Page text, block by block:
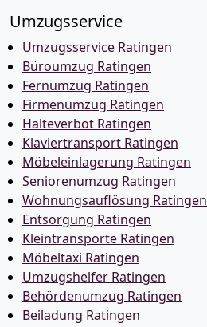
Umzugsservice
Umzugsservice Ratingen
Büroumzug Ratingen
Fernumzug Ratingen
Firmenumzug Ratingen
Halteverbot Ratingen
Klaviertransport Ratingen
Möbeleinlagerung Ratingen
Seniorenumzug Ratingen
Wohnungsauflösung Ratingen
Entsorgung Ratingen
Kleintransporte Ratingen
Möbeltaxi Ratingen
Umzugshelfer Ratingen
Behördenumzug Ratingen
Beiladung Ratingen